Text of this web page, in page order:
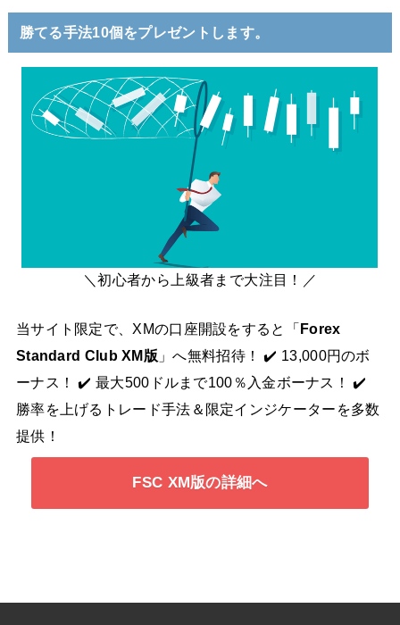
勝てる手法10個をプレゼントします。
＼初心者から上級者まで大注目！／
当サイト限定で、XMの口座開設をすると「 Forex
Standard Club XM版 」へ無料招待！ ✔️ 13,000円のボ
ーナス！ ✔️ 最大500ドルまで100％入金ボーナス！ ✔️
勝率を上げるトレード手法＆限定インジケーターを多数
提供！
FSC XM版の詳細へ